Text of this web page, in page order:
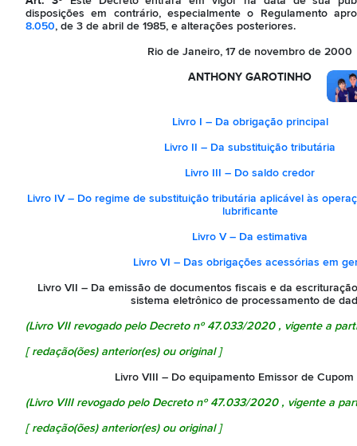
disposições em contrário, especialmente o Regulamento
8.050, de 3 de abril de 1985, e alterações posteriores.
Rio de Janeiro, 17 de novembro de 2000
ANTHONY GAROTINHO
Livro I – Da obrigação principal
Livro II – Da substituição tributária
Livro III – Do saldo credor
Livro IV – Do regime de substituição tributária aplicável às
lubrificante
Livro V – Da estimativa
Livro VI – Das obrigações acessórias em
Livro VII – Da emissão de documentos fiscais e da
sistema eletrônico de processamento de
(Livro VII revogado pelo Decreto nº 47.033/2020, vigente a
[redação(ões) anterior(es) ou original]
Livro VIII – Do equipamento Emissor de Cupom
(Livro VIII revogado pelo Decreto nº 47.033/2020, vigente a
[redação(ões) anterior(es) ou original]